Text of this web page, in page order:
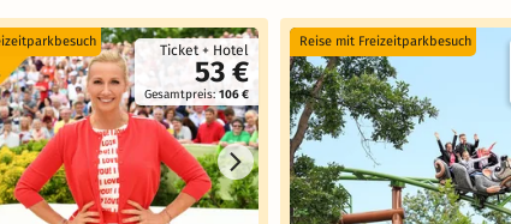
Ticket + Hotel
53 €
Gesamtpreis: 106 €
Reise mit Freizeitparkbesuch